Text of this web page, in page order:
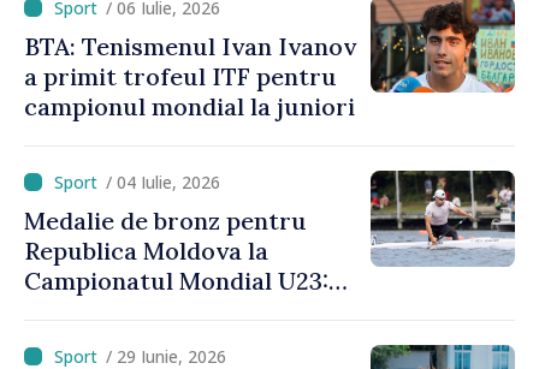
/ 06 Iulie, 2026
BTA: Tenismenul Ivan Ivanov
a primit trofeul ITF pentru
campionul mondial la juniori
/ 04 Iulie, 2026
Medalie de bronz pentru
Republica Moldova la
Campionatul Mondial U23:
urcat pe podium
/ 29 Iunie, 2026